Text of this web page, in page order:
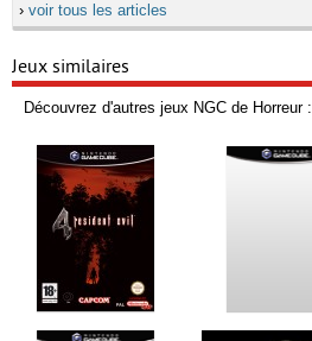
› voir tous les articles
Jeux similaires
Découvrez d'autres jeux NGC de Horreur :